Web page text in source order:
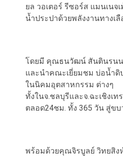
ยล วอเตอร์ รีซอร์ส แมนเน
น้ำประปาด้วยพลังงานทางเ
โดยมี คุณธนวัฒน์ สันตินรนนท์
และนำคณะเยี่ยมชม บ่อน้ำดิ
ในนิคมอุตสาหกรรม ต่างๆ
ทั้งในจ.ชลบุรีและจ.ฉะเชิงเ
ตลอด24ชม. ทั้ง 365 วัน สู่ข
พร้อมด้วยคุณจิรบูลย์ วิทยสิง